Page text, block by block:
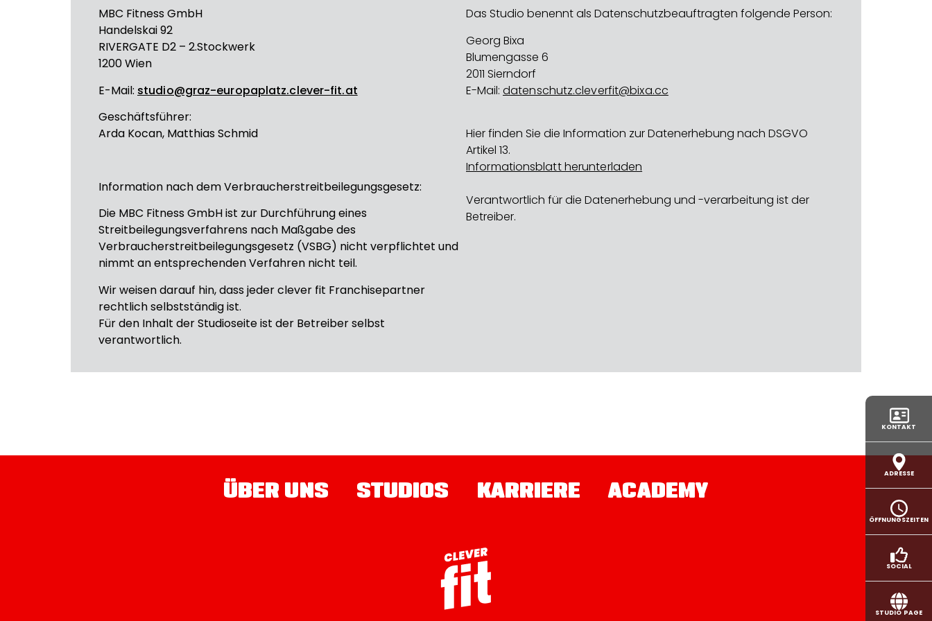
MBC Fitness GmbH
Handelskai 92
RIVERGATE D2 – 2.Stockwerk
1200 Wien
E-Mail: studio@graz-europaplatz.clever-fit.at
Geschäftsführer:
Arda Kocan, Matthias Schmid
Information nach dem Verbraucherstreitbeilegungsgesetz:
Die MBC Fitness GmbH ist zur Durchführung eines
Streitbeilegungsverfahrens nach Maßgabe des
Verbraucherstreitbeilegungsgesetz (VSBG) nicht verpflichtet und
nimmt an entsprechenden Verfahren nicht teil.
Wir weisen darauf hin, dass jeder clever fit Franchisepartner
rechtlich selbstständig ist.
Für den Inhalt der Studioseite ist der Betreiber selbst
verantwortlich.
Das Studio benennt als Datenschutzbeauftragten folgende Person:
Georg Bixa
Blumengasse 6
2011 Sierndorf
E-Mail: datenschutz.cleverfit@bixa.cc
Hier finden Sie die Information zur Datenerhebung nach DSGVO
Artikel 13.
Informationsblatt herunterladen
Verantwortlich für die Datenerhebung und -verarbeitung ist der
Betreiber.
KONTAKT
ADRESSE
ÖFFNUNGSZEITEN
SOCIAL
STUDIO PAGE
ÜBER UNS STUDIOS KARRIERE ACADEMY